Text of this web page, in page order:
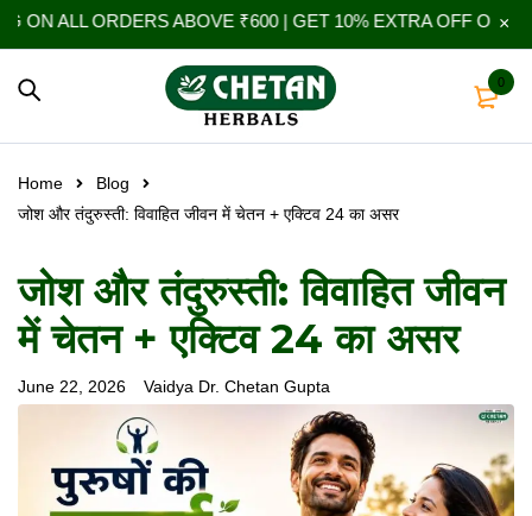
ABOVE ₹600 | GET 10% EXTRA OFF ON YOUR
0
Home
Blog
जोश और तंदुरुस्ती: विवाहित जीवन में चेतन + एक्टिव 24 का असर
जोश और तंदुरुस्ती: विवाहित जीवन
में चेतन + एक्टिव 24 का असर
June 22, 2026 Vaidya Dr. Chetan Gupta